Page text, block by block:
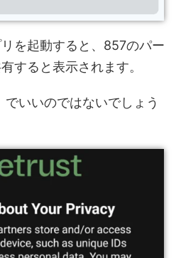
を起動すると、857のパー
すると表示されます。
いいのではないでしょう